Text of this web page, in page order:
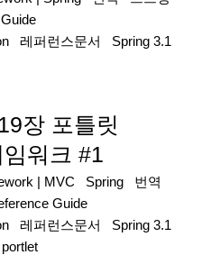
레퍼런스문서
Spring 3.1
장 포틀릿
워크 #1
| MVC Spring
번역
Guide
레퍼런스문서
Spring 3.1
portlet